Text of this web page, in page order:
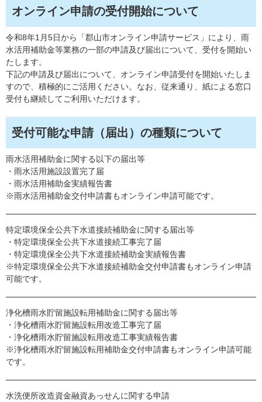
オンライン申請の受付開始について
令和8年1月5日から「郡山市オンライン申請サービス」により、雨
水活用補助金等業務の一部の申請及び届出について、受付を開始い
たします。
下記の申請及び届出について、オンライン申請受付を開始いたしま
すので、積極的にご活用ください。なお、従来通り、紙による窓口
受付も継続してご利用いただけます。
受付可能な申請（届出）の種類について
雨水活用補助金に関する以下の届出等
・雨水活用施設設置完了届
・雨水活用補助金実績報告書
※雨水活用補助金交付申請書もオンライン申請可能です。
特定環境保全公共下水道接続補助金に関する届出等
・特定環境保全公共下水道接続工事完了届
・特定環境保全公共下水道接続補助金実績報告書
※特定環境保全公共下水道接続補助金交付申請書もオンライン申請
可能です。
浄化槽雨水貯留施設転用補助金に関する届出等
・浄化槽雨水貯留施設転用改造工事完了届
・浄化槽雨水貯留施設転用改造工事実績報告書
※浄化槽雨水貯留施設転用補助金交付申請書もオンライン申請可能
です。
水洗便所改造資金融資あっせんに関する申請